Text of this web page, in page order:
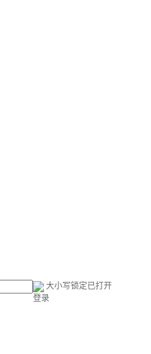
大小写锁定已打开
登录